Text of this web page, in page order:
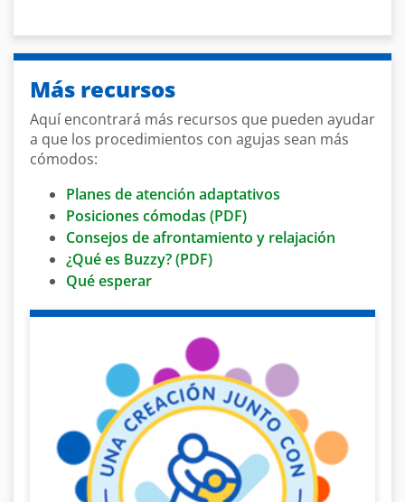
Más recursos
Aquí encontrará más recursos que pueden ayudar
a que los procedimientos con agujas sean más
cómodos:
Planes de atención adaptativos
Posiciones cómodas (PDF)
Consejos de afrontamiento y relajación
¿Qué es Buzzy? (PDF)
Qué esperar